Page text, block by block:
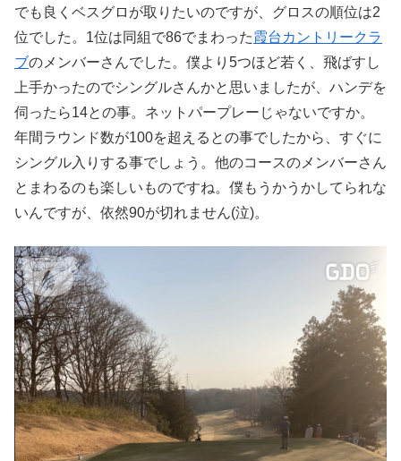
でも良くベスグロが取りたいのですが、グロスの順位は2
位でした。1位は同組で86でまわった霞台カントリークラ
ブのメンバーさんでした。僕より5つほど若く、飛ばすし
上手かったのでシングルさんかと思いましたが、ハンデを
伺ったら14との事。ネットパープレーじゃないですか。
年間ラウンド数が100を超えるとの事でしたから、すぐに
シングル入りする事でしょう。他のコースのメンバーさん
とまわるのも楽しいものですね。僕もうかうかしてられな
いんですが、依然90が切れません(泣)。